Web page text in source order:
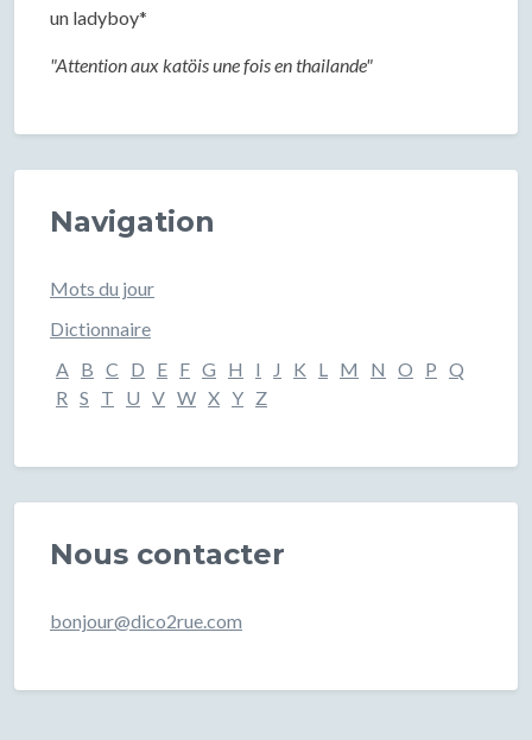
un ladyboy*
"Attention aux katöis une fois en thailande"
Navigation
Mots du jour
Dictionnaire
A B C D E F G H I J K L M N O P Q
R S T U V W X Y Z
Nous contacter
bonjour@dico2rue.com